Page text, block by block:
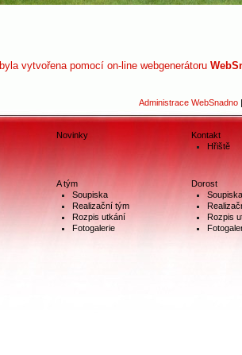
vytvořena pomocí on-line webgenerátoru
Administrace WebSnadno
Novinky
Kontakt
Hřiště
A tým
Soupiska
Realizační tým
Rozpis utkání
Fotogalerie
Dorost
Soupiska
Rozpis